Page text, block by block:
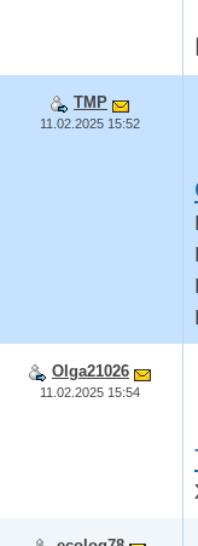
TMP
11.02.2025 15:52
Olga21026
11.02.2025 15:54